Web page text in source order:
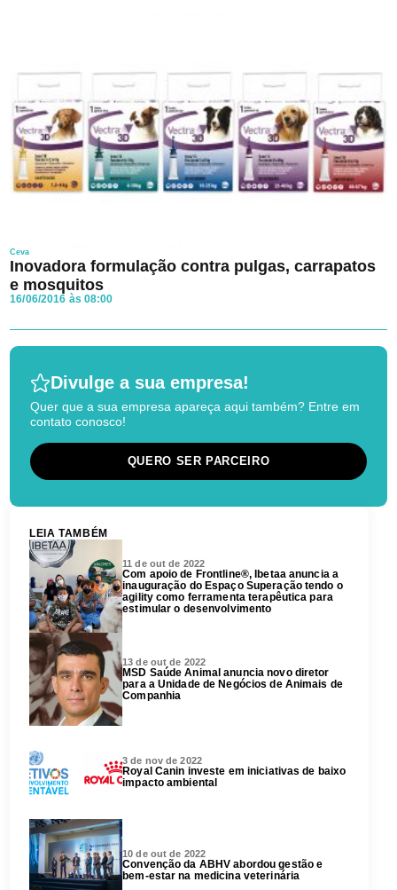
Ceva
Inovadora formulação contra pulgas, carrapatos
e mosquitos
16/06/2016 às 08:00
Divulge a sua empresa!
Quer que a sua empresa apareça aqui também? Entre em
contato conosco!
QUERO SER PARCEIRO
LEIA TAMBÉM
11 de out de 2022
Com apoio de Frontline®, Ibetaa anuncia a
inauguração do Espaço Superação tendo o
agility como ferramenta terapêutica para
estimular o desenvolvimento
13 de out de 2022
MSD Saúde Animal anuncia novo diretor
para a Unidade de Negócios de Animais de
Companhia
3 de nov de 2022
Royal Canin investe em iniciativas de baixo
impacto ambiental
10 de out de 2022
Convenção da ABHV abordou gestão e
bem-estar na medicina veterinária